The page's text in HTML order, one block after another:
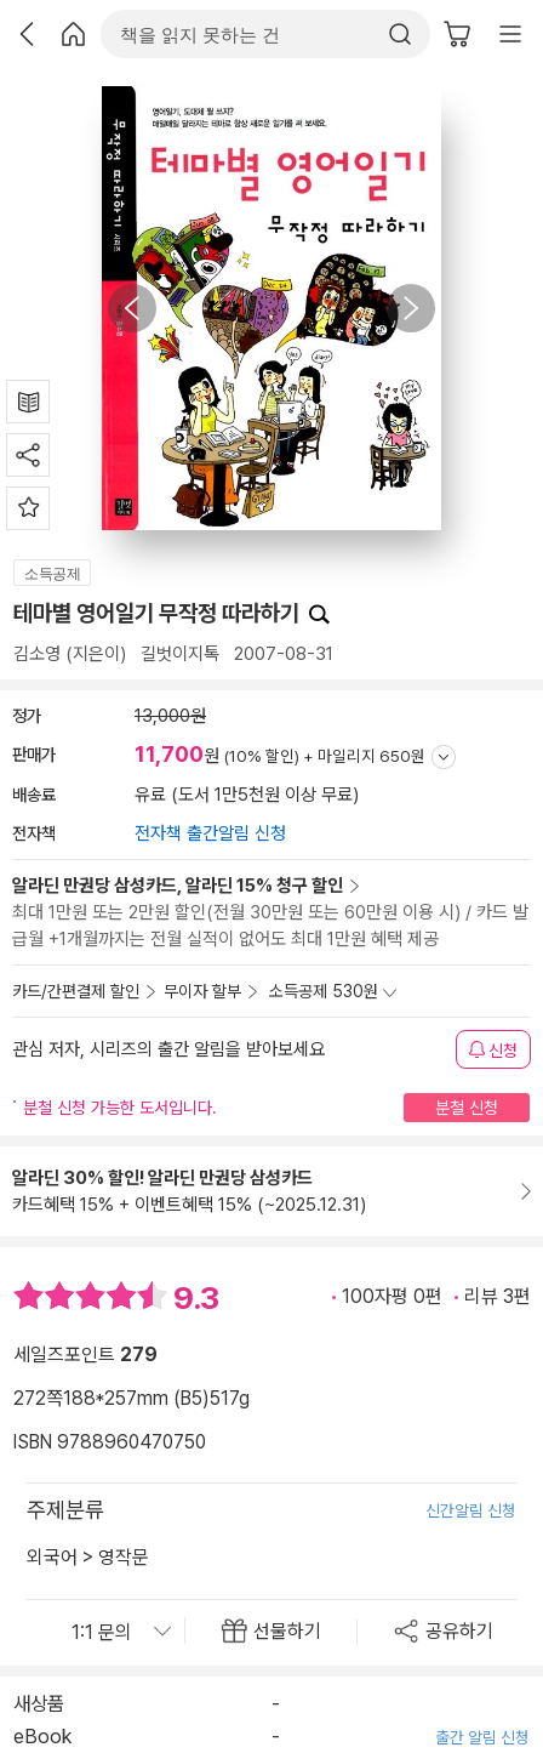
소득공제
테마별 영어일기 무작정 따라하기
김소영 (지은이) 길벗이지톡 2007-08-31
정가 13,000원
판매가 11,700원 (10% 할인) + 마일리지 650원
배송료 유료 (도서 1만5천원 이상 무료)
전자책 전자책 출간알림 신청
알라딘 만권당 삼성카드, 알라딘 15% 청구 할인
최대 1만원 또는 2만원 할인(전월 30만원 또는 60만원 이용 시) / 카드 발
급월 +1개월까지는 전월 실적이 없어도 최대 1만원 혜택 제공
카드/간편결제 할인 무이자 할부 소득공제 530원
관심 저자, 시리즈의 출간 알림을 받아보세요 신청
분철 신청 가능한 도서입니다. 분철 신청
알라딘 30% 할인! 알라딘 만권당 삼성카드
카드혜택 15% + 이벤트혜택 15% (~2025.12.31)
9.3 100자평 0편 리뷰 3편
세일즈포인트 279
272쪽188*257mm (B5)517g
ISBN 9788960470750
주제분류 신간알림 신청
외국어 > 영작문
선물하기 공유하기
새상품
-
eBook
- 출간 알림 신청